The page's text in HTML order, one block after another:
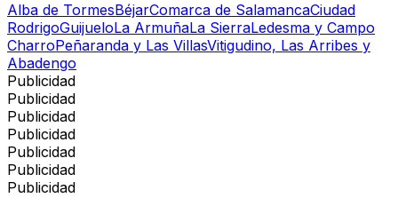
Alba de TormesBéjarComarca de SalamancaCiudad
RodrigoGuijueloLa ArmuñaLa SierraLedesma y Campo
CharroPeñaranda y Las VillasVitigudino, Las Arribes y
Abadengo
Publicidad
Publicidad
Publicidad
Publicidad
Publicidad
Publicidad
Publicidad